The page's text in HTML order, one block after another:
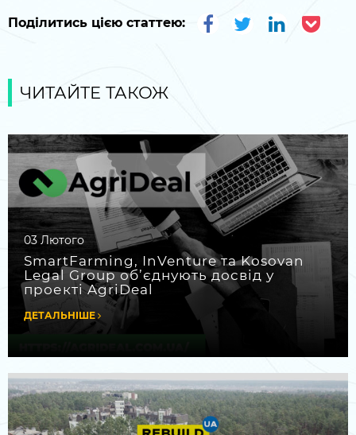
Поділитись цією статтею:
ЧИТАЙТЕ ТАКОЖ
03 Лютого
SmartFarming, InVenture та Kosovan
Legal Group об’єднують досвід у
проекті AgriDeal
ДЕТАЛЬНІШЕ